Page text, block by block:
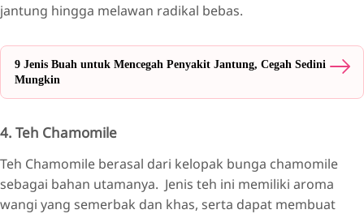
jantung hingga melawan radikal bebas.
9 Jenis Buah untuk Mencegah Penyakit Jantung, Cegah Sedini
Mungkin
4. Teh Chamomile
Teh Chamomile berasal dari kelopak bunga chamomile
sebagai bahan utamanya. Jenis teh ini memiliki aroma
wangi yang semerbak dan khas, serta dapat membuat